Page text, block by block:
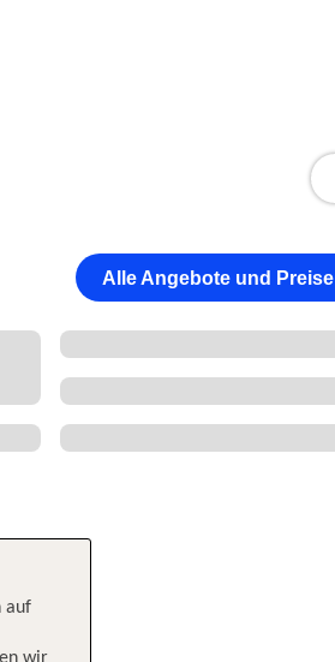
Alle Angebote und Preise
auf